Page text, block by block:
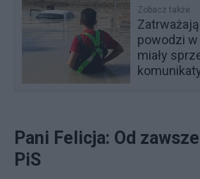
Zobacz także
powodzi w
miały
Pani Felicja: Od
PiS